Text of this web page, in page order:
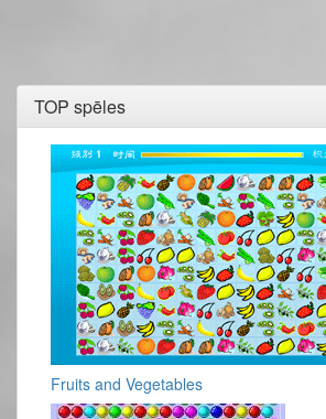
TOP spēles
Fruits and Vegetables